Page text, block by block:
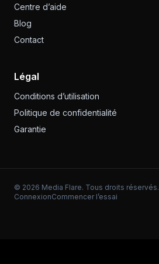
Centre d’aide
Blog
Contact
Légal
Conditions d’utilisation
Politique de confidentialité
Garantie
© 2026 Media Flare. Tous droits réservés.
ConnexionCommencer l’essai